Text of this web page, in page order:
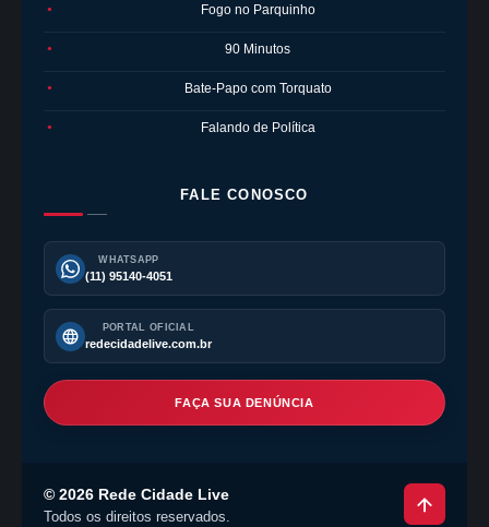
● Fogo no Parquinho
● 90 Minutos
● Bate-Papo com Torquato
● Falando de Política
FALE CONOSCO
WHATSAPP
(11) 95140-4051
PORTAL OFICIAL
redecidadelive.com.br
FAÇA SUA DENÚNCIA
© 2026 Rede Cidade Live
Todos os direitos reservados.